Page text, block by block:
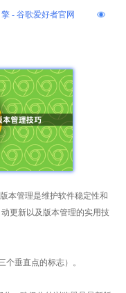
- 谷歌爱好者官网
本管理是维护软件稳定性和
更新以及版本管理的实用技
垂直点的标志）。